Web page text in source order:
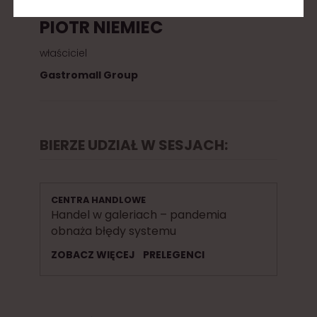
PIOTR NIEMIEC
właściciel
Gastromall Group
BIERZE UDZIAŁ W SESJACH:
CENTRA HANDLOWE
Handel w galeriach – pandemia
obnaża błędy systemu
ZOBACZ WIĘCEJ PRELEGENCI